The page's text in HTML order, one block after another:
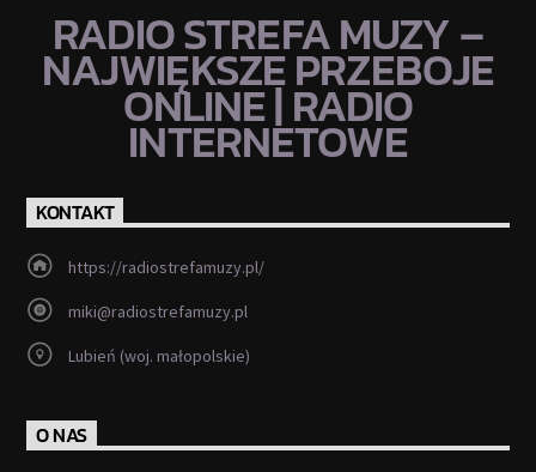
RADIO STREFA MUZY –
NAJWIĘKSZE PRZEBOJE
ONLINE | RADIO
INTERNETOWE
KONTAKT
https://radiostrefamuzy.pl/
miki@radiostrefamuzy.pl
Lubień (woj. małopolskie)
O NAS